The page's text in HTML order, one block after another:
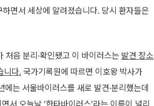
면서 세상에 알려졌습니다. 당시 환자들은
음 분리·확인됐고 이 바이러스는 발견 장소
니다. 국가기록원에 따르면 이호왕 박사가
는 서울바이러스를 새로 발견·분리했는데
서 오늘날 ‘한타바이러스’라는 이름이 널리